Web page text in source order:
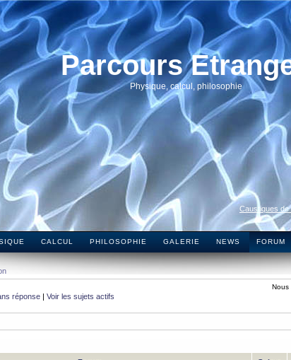
Parcours
Physique, calcul, philosophie
Caustiques de
CALCUL PHILOSOPHIE GALERIE NEWS FORUM
Nous
réponse | Voir les sujets actifs